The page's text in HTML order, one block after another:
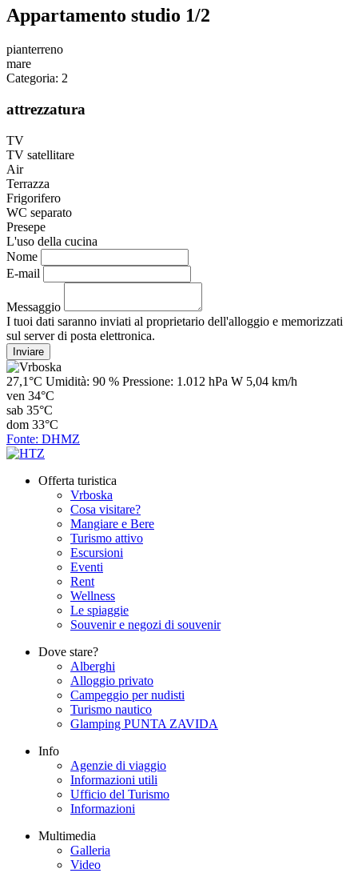
Appartamento studio 1/2
pianterreno
mare
Categoria: 2
attrezzatura
TV
TV satellitare
Air
Terrazza
Frigorifero
WC separato
Presepe
L'uso della cucina
Nome
E-mail
Messaggio
I tuoi dati saranno inviati al proprietario dell'alloggio e memorizzati
sul server di posta elettronica.
27,1°C Umidità: 90 % Pressione: 1.012 hPa W 5,04 km/h
ven 34°C
sab 35°C
dom 33°C
Fonte: DHMZ
Offerta turistica
Vrboska
Cosa visitare?
Mangiare e Bere
Turismo attivo
Escursioni
Eventi
Rent
Wellness
Le spiaggie
Souvenir e negozi di souvenir
Dove stare?
Alberghi
Alloggio privato
Campeggio per nudisti
Turismo nautico
Glamping PUNTA ZAVIDA
Info
Agenzie di viaggio
Informazioni utili
Ufficio del Turismo
Informazioni
Multimedia
Galleria
Video